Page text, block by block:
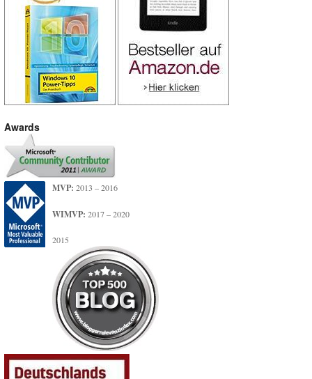
Awards
MVP: 2013 – 2016
WIMVP: 2017 – 2020
2015